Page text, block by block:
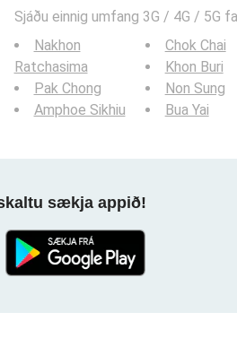
Sjáðu einnig umfang 3G / 4G / 5G
Nakhon
Ratchasima
Pak Chong
Amphoe Sikhiu
Chok Chai
Khon Buri
Non Sung
Bua Yai
sækja appið!